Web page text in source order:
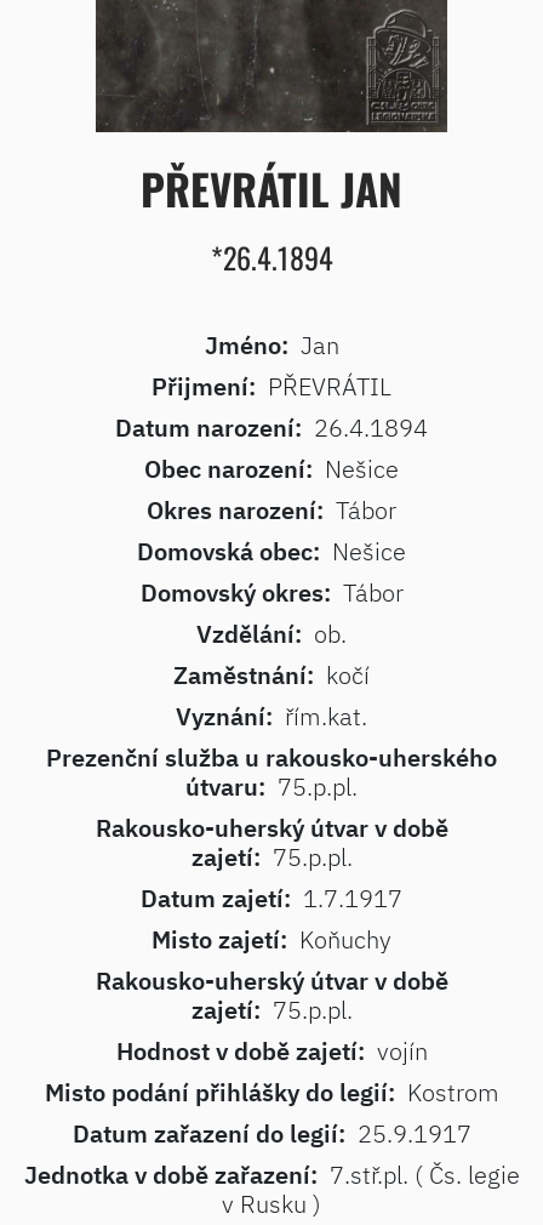
PŘEVRÁTIL JAN
*26.4.1894
Jméno: Jan
Přijmení: PŘEVRÁTIL
Datum narození: 26.4.1894
Obec narození: Nešice
Okres narození: Tábor
Domovská obec: Nešice
Domovský okres: Tábor
Vzdělání: ob.
Zaměstnání: kočí
Vyznání: řím.kat.
Prezenční služba u rakousko-uherského
útvaru: 75.p.pl.
Rakousko-uherský útvar v době
zajetí: 75.p.pl.
Datum zajetí: 1.7.1917
Misto zajetí: Koňuchy
Rakousko-uherský útvar v době
zajetí: 75.p.pl.
Hodnost v době zajetí: vojín
Misto podání přihlášky do legií: Kostrom
Datum zařazení do legií: 25.9.1917
Jednotka v době zařazení: 7.stř.pl. ( Čs. legie
v Rusku )